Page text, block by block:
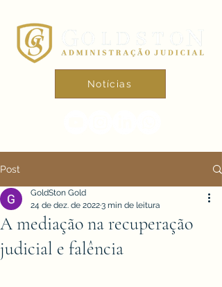
Notícias
Post
A mediação na recuperação
judicial e falência
GoldSton Gold
24 de dez. de 20223 min de leitura